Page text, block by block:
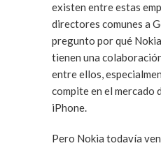
existen entre estas
directores comunes a
pregunto por qué
tienen una
entre ellos,
compite en el mercado
iPhone.
Pero Nokia todavía